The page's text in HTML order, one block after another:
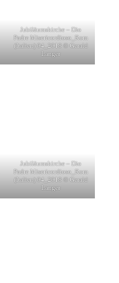
Jubiläumskirche – Dio
Padre Misericordioso_Rom
(Italien) 04_2018 © Gerald
Langer
Jubiläumskirche – Dio
Padre Misericordioso_Rom
(Italien) 04_2018 © Gerald
Langer